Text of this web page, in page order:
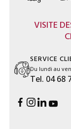
VISITE
SERVICE
Du lundi au
Tel. 04 68